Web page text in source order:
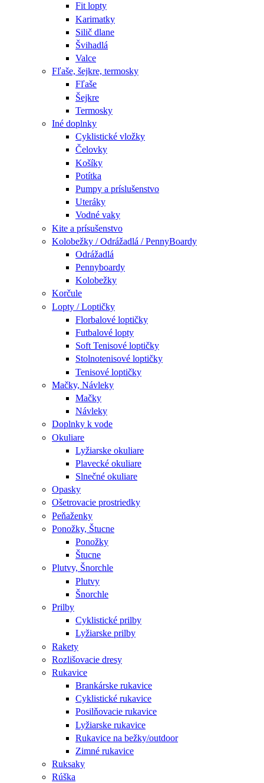
Fit lopty
Karimatky
Silič dlane
Švihadlá
Valce
Fľaše, šejkre, termosky
Fľaše
Šejkre
Termosky
Iné doplnky
Cyklistické vložky
Čelovky
Košíky
Potítka
Pumpy a príslušenstvo
Uteráky
Vodné vaky
Kite a prísušenstvo
Kolobežky / Odrážadlá / PennyBoardy
Odrážadlá
Pennyboardy
Kolobežky
Korčule
Lopty / Loptičky
Florbalové loptičky
Futbalové lopty
Soft Tenisové loptičky
Stolnotenisové loptičky
Tenisové loptičky
Mačky, Návleky
Mačky
Návleky
Doplnky k vode
Okuliare
Lyžiarske okuliare
Plavecké okuliare
Slnečné okuliare
Opasky
Ošetrovacie prostriedky
Peňaženky
Ponožky, Štucne
Ponožky
Štucne
Plutvy, Šnorchle
Plutvy
Šnorchle
Prilby
Cyklistické prilby
Lyžiarske prilby
Rakety
Rozlišovacie dresy
Rukavice
Brankárske rukavice
Cyklistické rukavice
Posilňovacie rukavice
Lyžiarske rukavice
Rukavice na bežky/outdoor
Zimné rukavice
Ruksaky
Rúška